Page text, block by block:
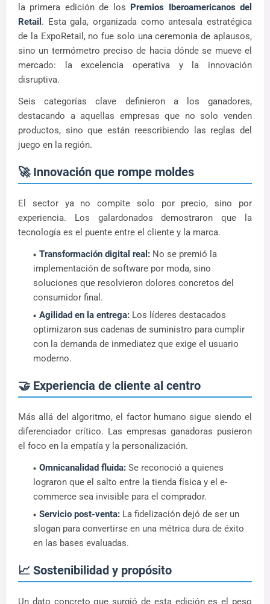
la primera edición de los Premios Iberoamericanos del
Retail . Esta gala, organizada como antesala estratégica
de la ExpoRetail, no fue solo una ceremonia de aplausos,
sino un termómetro preciso de hacia dónde se mueve el
mercado: la excelencia operativa y la innovación
disruptiva.
Seis categorías clave definieron a los ganadores,
destacando a aquellas empresas que no solo venden
productos, sino que están reescribiendo las reglas del
juego en la región.
🚀 Innovación que rompe moldes
El sector ya no compite solo por precio, sino por
experiencia. Los galardonados demostraron que la
tecnología es el puente entre el cliente y la marca.
Transformación digital real: No se premió la
implementación de software por moda, sino
soluciones que resolvieron dolores concretos del
consumidor final.
Agilidad en la entrega: Los líderes destacados
optimizaron sus cadenas de suministro para cumplir
con la demanda de inmediatez que exige el usuario
moderno.
🤝 Experiencia de cliente al centro
Más allá del algoritmo, el factor humano sigue siendo el
diferenciador crítico. Las empresas ganadoras pusieron
el foco en la empatía y la personalización.
Omnicanalidad fluida: Se reconoció a quienes
lograron que el salto entre la tienda física y el e-
commerce sea invisible para el comprador.
Servicio post-venta: La fidelización dejó de ser un
slogan para convertirse en una métrica dura de éxito
en las bases evaluadas.
📈 Sostenibilidad y propósito
Un dato concreto que surgió de esta edición es el peso